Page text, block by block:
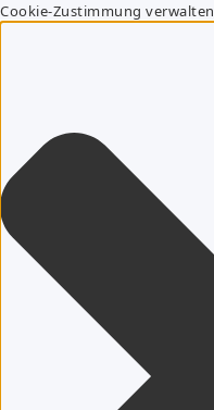
Cookie-Zustimmung verwalten